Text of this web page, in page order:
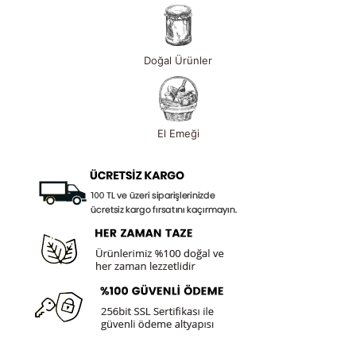
Doğal Ürünler
El Emeği